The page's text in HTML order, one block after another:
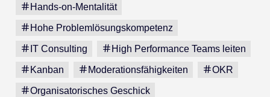
Hands-on-Mentalität
Hohe Problemlösungskompetenz
IT Consulting High Performance Teams leiten
Kanban Moderationsfähigkeiten OKR
Organisatorisches Geschick